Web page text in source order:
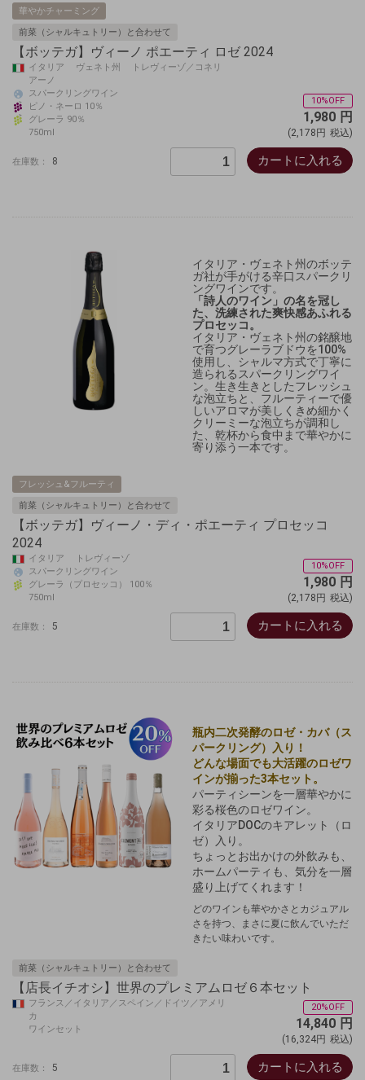
華やかチャーミング
前菜（シャルキュトリー）と合わせて
【ボッテガ】ヴィーノ ポエーティ ロゼ 2024
イタリア ヴェネト州 トレヴィーゾ／コネリ
アーノ
スパークリングワイン
ピノ・ネーロ 10％
グレーラ 90％
750ml
10%OFF
1,980 円
(2,178円 税込)
在庫数： 8 カートに入れる
イタリア・ヴェネト州のボッテ
ガ社が手がける辛口スパークリ
ングワインです。
「詩人のワイン」の名を冠し
た、洗練された爽快感あふれる
プロセッコ。
イタリア・ヴェネト州の銘醸地
で育つグレーラブドウを100%
使用し、シャルマ方式で丁寧に
造られるスパークリングワイ
ン。生き生きとしたフレッシュ
な泡立ちと、フルーティーで優
しいアロマが美しくきめ細かく
クリーミーな泡立ちが調和し
た、乾杯から食中まで華やかに
寄り添う一本です。
フレッシュ&フルーティ
前菜（シャルキュトリー）と合わせて
【ボッテガ】ヴィーノ・ディ・ポエーティ プロセッコ
2024
イタリア トレヴィーゾ
スパークリングワイン
グレーラ（プロセッコ） 100％
750ml
10%OFF
1,980 円
(2,178円 税込)
在庫数： 5 カートに入れる
瓶内二次発酵のロゼ・カバ（ス
パークリング）入り！
どんな場面でも大活躍のロゼワ
インが揃った3本セット。
パーティシーンを一層華やかに
彩る桜色のロゼワイン。
イタリアDOCのキアレット（ロ
ゼ）入り。
ちょっとお出かけの外飲みも、
ホームパーティも、気分を一層
盛り上げてくれます！
どのワインも華やかさとカジュアル
さを持つ、まさに夏に飲んでいただ
きたい味わいです。
前菜（シャルキュトリー）と合わせて
【店長イチオシ】世界のプレミアムロゼ６本セット
フランス／イタリア／スペイン／ドイツ／アメリ
カ
ワインセット
20%OFF
14,840 円
(16,324円 税込)
在庫数： 5 カートに入れる